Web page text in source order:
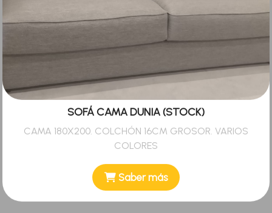
SOFÁ CAMA DUNIA (STOCK)
CAMA 180X200. COLCHÓN 16CM GROSOR. VARIOS
COLORES
Saber más